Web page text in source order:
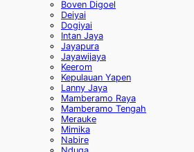
Boven Digoel
Deiyai
Dogiyai
Intan Jaya
Jayapura
Jayawijaya
Keerom
Kepulauan Yapen
Lanny Jaya
Mamberamo Raya
Mamberamo Tengah
Merauke
Mimika
Nabire